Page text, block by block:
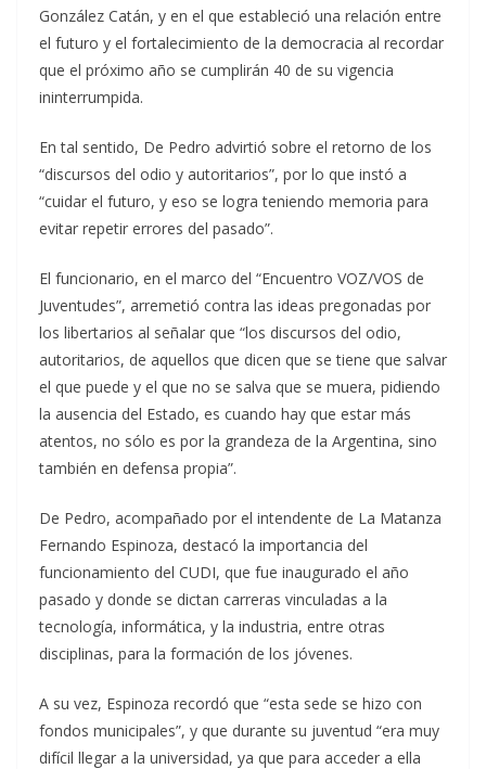
González Catán, y en el que estableció una relación entre
el futuro y el fortalecimiento de la democracia al recordar
que el próximo año se cumplirán 40 de su vigencia
ininterrumpida.
En tal sentido, De Pedro advirtió sobre el retorno de los
“discursos del odio y autoritarios”, por lo que instó a
“cuidar el futuro, y eso se logra teniendo memoria para
evitar repetir errores del pasado”.
El funcionario, en el marco del “Encuentro VOZ/VOS de
Juventudes”, arremetió contra las ideas pregonadas por
los libertarios al señalar que “los discursos del odio,
autoritarios, de aquellos que dicen que se tiene que salvar
el que puede y el que no se salva que se muera, pidiendo
la ausencia del Estado, es cuando hay que estar más
atentos, no sólo es por la grandeza de la Argentina, sino
también en defensa propia”.
De Pedro, acompañado por el intendente de La Matanza
Fernando Espinoza, destacó la importancia del
funcionamiento del CUDI, que fue inaugurado el año
pasado y donde se dictan carreras vinculadas a la
tecnología, informática, y la industria, entre otras
disciplinas, para la formación de los jóvenes.
A su vez, Espinoza recordó que “esta sede se hizo con
fondos municipales”, y que durante su juventud “era muy
difícil llegar a la universidad, ya que para acceder a ella